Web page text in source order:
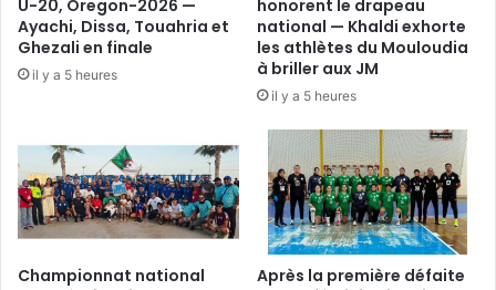
U-20, Oregon-2026 —
Ayachi, Dissa, Touahria et
Ghezali en finale
il y a 5 heures
honorent le drapeau
national — Khaldi exhorte
les athlètes du Mouloudia
à briller aux JM
il y a 5 heures
Championnat national
Après la première défaite